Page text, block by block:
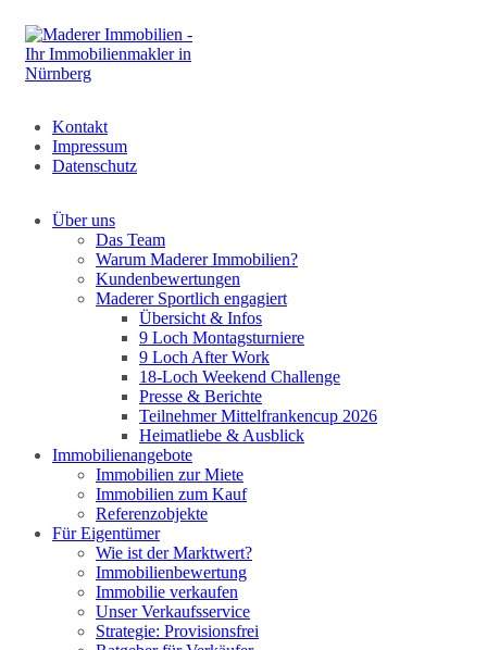
Kontakt
Impressum
Datenschutz
Über uns
Das Team
Warum Maderer Immobilien?
Kundenbewertungen
Maderer Sportlich engagiert
Übersicht & Infos
9 Loch Montagsturniere
9 Loch After Work
18-Loch Weekend Challenge
Presse & Berichte
Teilnehmer Mittelfrankencup 2026
Heimatliebe & Ausblick
Immobilienangebote
Immobilien zur Miete
Immobilien zum Kauf
Referenzobjekte
Für Eigentümer
Wie ist der Marktwert?
Immobilienbewertung
Immobilie verkaufen
Unser Verkaufsservice
Strategie: Provisionsfrei